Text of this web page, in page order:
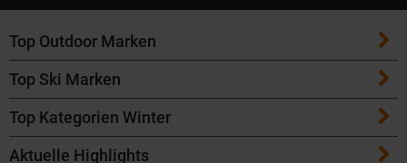
Top Outdoor Marken
Patagonia
Maloja
Salomon
Top Ski Marken
ATK Bindungen
K2 Ski
Top Kategorien Winter
Ski
Aktuelle Highlights